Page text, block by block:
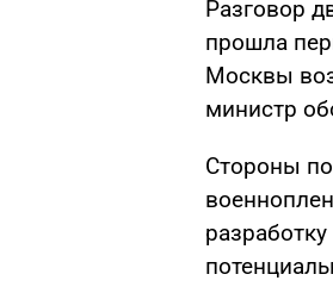
Разговор
прошла
Москвы
министр
Стороны